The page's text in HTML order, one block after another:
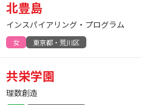
北豊島
インスパイアリング・プログラム
女 東京都・荒川区
共栄学園
理数創造